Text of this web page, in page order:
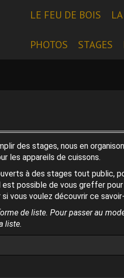
LE FEU DE BOIS
PHOTOS STAGES
des stages, nous en
les appareils de cuissons.
à des stages tout public,
possible de vous greffer pour
vous voulez découvrir ce
de liste. Pour passer au
liste.